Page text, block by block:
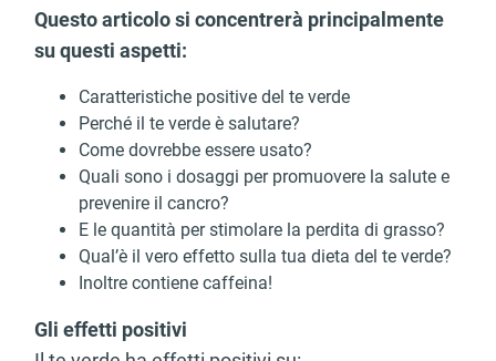
Questo articolo si concentrerà principalmente
su questi aspetti:
Caratteristiche positive del te verde
Perché il te verde è salutare?
Come dovrebbe essere usato?
Quali sono i dosaggi per promuovere la salute e
prevenire il cancro?
E le quantità per stimolare la perdita di grasso?
Qual’è il vero effetto sulla tua dieta del te verde?
Inoltre contiene caffeina!
Gli effetti positivi